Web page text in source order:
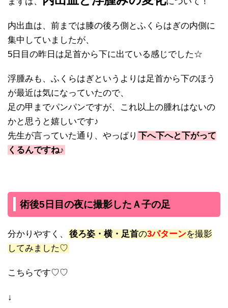
内出血は、前までは膝の後ろ側とふくらはぎの内側に
集中していましたが、
5日目の昨日は足首から下に出ている感じでした☆
浮腫みも、ふくらはぎというよりは足首から下のほう
が最近は気になっていたので、
足の甲までパンパンですが、これ以上の腫れはないの
かと思うと嬉しいです♪
先生が言っていた通り、やっぱり 下へ下へと下がって
くるんですね♪
術後5日目の夜に撮影したＡ子の足
分かりやすく、 後ろ姿・横・足首の3パターンを撮影
してみました♡
こちらです♡♡
↓